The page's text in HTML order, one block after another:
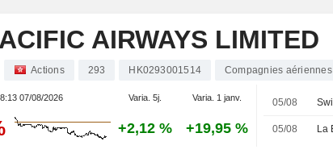
AIRWAYS LIMITED
Actions 293 HK0293001514 Compagnies aériennes
07/08/2026 Varia. 5j. Varia. 1 janv.
+2,12 % +19,95 %
05/08
05/08